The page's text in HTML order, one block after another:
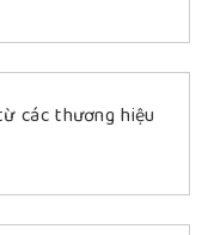
các thương hiệu